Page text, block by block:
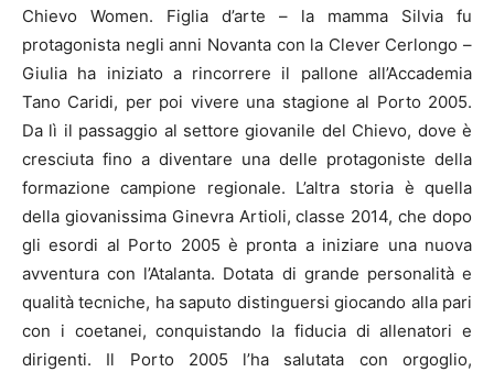
Chievo Women. Figlia d’arte – la mamma Silvia fu
protagonista negli anni Novanta con la Clever Cerlongo –
Giulia ha iniziato a rincorrere il pallone all’Accademia
Tano Caridi, per poi vivere una stagione al Porto 2005.
Da lì il passaggio al settore giovanile del Chievo, dove è
cresciuta fino a diventare una delle protagoniste della
formazione campione regionale. L’altra storia è quella
della giovanissima Ginevra Artioli, classe 2014, che dopo
gli esordi al Porto 2005 è pronta a iniziare una nuova
avventura con l’Atalanta. Dotata di grande personalità e
qualità tecniche, ha saputo distinguersi giocando alla pari
con i coetanei, conquistando la fiducia di allenatori e
dirigenti. Il Porto 2005 l’ha salutata con orgoglio,